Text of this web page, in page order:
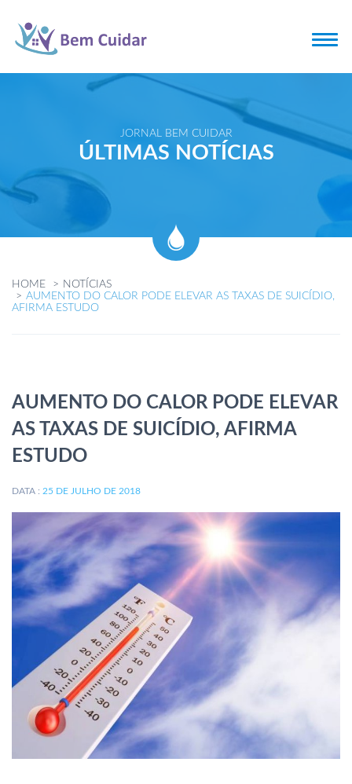
JORNAL BEM CUIDAR
ÚLTIMAS NOTÍCIAS
HOME
NOTÍCIAS
AUMENTO DO CALOR PODE ELEVAR AS TAXAS DE SUICÍDIO,
AFIRMA ESTUDO
AUMENTO DO CALOR PODE ELEVAR
AS TAXAS DE SUICÍDIO, AFIRMA
ESTUDO
DATA : 25 DE JULHO DE 2018